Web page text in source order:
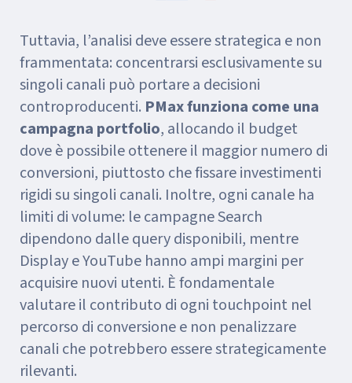
Tuttavia, l’analisi deve essere strategica e non
frammentata: concentrarsi esclusivamente su
singoli canali può portare a decisioni
controproducenti. PMax funziona come una
campagna portfolio, allocando il budget
dove è possibile ottenere il maggior numero di
conversioni, piuttosto che fissare investimenti
rigidi su singoli canali. Inoltre, ogni canale ha
limiti di volume: le campagne Search
dipendono dalle query disponibili, mentre
Display e YouTube hanno ampi margini per
acquisire nuovi utenti. È fondamentale
valutare il contributo di ogni touchpoint nel
percorso di conversione e non penalizzare
canali che potrebbero essere strategicamente
rilevanti.